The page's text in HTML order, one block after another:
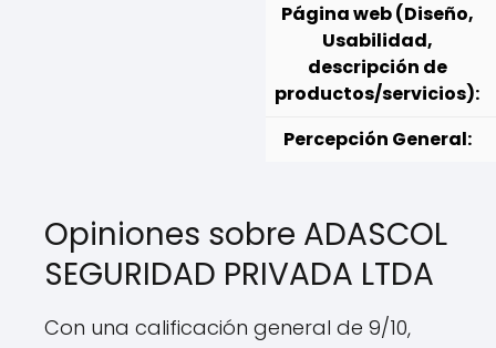
Página web (Diseño,
Usabilidad,
descripción de
productos/servicios):
Percepción General:
Opiniones sobre ADASCOL
SEGURIDAD PRIVADA LTDA
Con una calificación general de 9/10,